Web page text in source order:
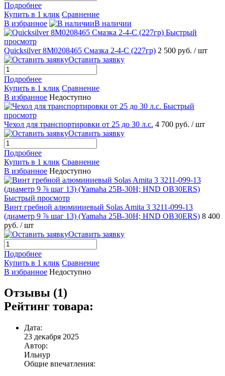
Подробнее
Купить в 1 клик Сравнение
В избранное
В наличии
Быстрый
просмотр
Quicksilver 8М0208465 Смазка 2-4-C (227гр) 2 500 руб. / шт
Оставить заявку
Подробнее
Купить в 1 клик Сравнение
В избранное Недоступно
Быстрый
просмотр
Чехол для транспортировки от 25 до 30 л.с. 4 700 руб. / шт
Оставить заявку
Подробнее
Купить в 1 клик Сравнение
В избранное Недоступно
Быстрый просмотр
Винт гребной алюминиевый Solas Amita 3 3211-099-13
(диаметр 9 ⅞ шаг 13) (Yamaha 25B-30H; HND OB30ERS) 8 400
руб. / шт
Оставить заявку
Подробнее
Купить в 1 клик Сравнение
В избранное Недоступно
Отзывы (1)
Рейтинг товара:
Дата:
23 декабря 2025
Автор:
Ильнур
Общие впечатления: